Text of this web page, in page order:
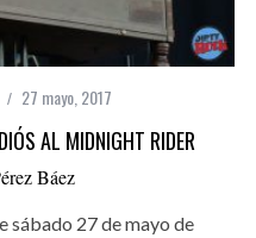
27 mayo, 2017
AL MIDNIGHT RIDER
Báez
sábado 27 de mayo de